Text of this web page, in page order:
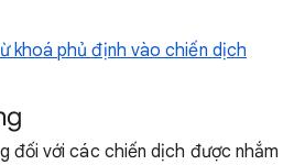
khoá phủ định vào chiến dịch
đối với các chiến dịch được nhắm